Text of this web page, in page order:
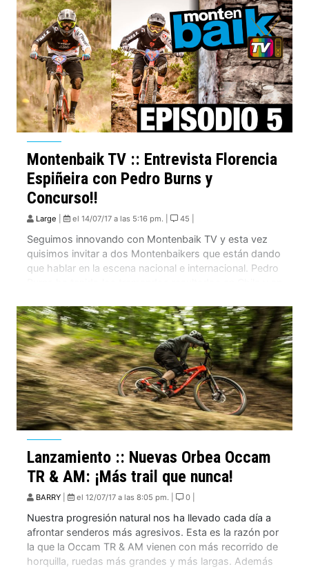
Montenbaik TV :: Entrevista Florencia
Espiñeira con Pedro Burns y
Concurso!!
Large el 14/07/17 a las 5:16 pm. | 45 |
Seguimos innovando con Montenbaik TV y esta vez
quisimos invitar a dos Montenbaikers que están dando
que hablar en la escena nacional e internacional. Pedro
causándole más de un dolor de cabeza a los hombres!
Los invitamos […]
Lanzamiento :: Nuevas Orbea Occam
TR & AM: ¡Más trail que nunca!
BARRY el 12/07/17 a las 8:05 pm. | 0 |
Nuestra progresión natural nos ha llevado cada día a
afrontar senderos más agresivos. Esta es la razón por
la que la Occam TR & AM vienen con más recorrido de
horquilla, ruedas más grandes y más largas. Además